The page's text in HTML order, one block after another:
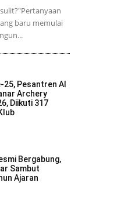
baru memulai
25, Pesantren Al
Archery
Diikuti 317
Bergabung,
Sambut
Ajaran